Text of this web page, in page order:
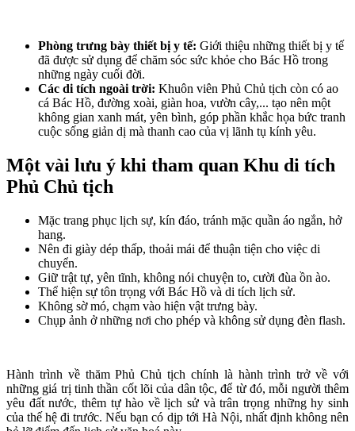
Phòng trưng bày thiết bị y tế: Giới thiệu những thiết bị y tế
đã được sử dụng để chăm sóc sức khỏe cho Bác Hồ trong
những ngày cuối đời.
Các di tích ngoài trời: Khuôn viên Phủ Chủ tịch còn có ao
cá Bác Hồ, đường xoài, giàn hoa, vườn cây,... tạo nên một
không gian xanh mát, yên bình, góp phần khắc họa bức tranh
cuộc sống giản dị mà thanh cao của vị lãnh tụ kính yêu.
Một vài lưu ý khi tham quan Khu di tích
Phủ Chủ tịch
Mặc trang phục lịch sự, kín đáo, tránh mặc quần áo ngắn, hở
hang.
Nên đi giày dép thấp, thoải mái để thuận tiện cho việc di
chuyển.
Giữ trật tự, yên tĩnh, không nói chuyện to, cười đùa ồn ào.
Thể hiện sự tôn trọng với Bác Hồ và di tích lịch sử.
Không sờ mó, chạm vào hiện vật trưng bày.
Chụp ảnh ở những nơi cho phép và không sử dụng đèn flash.
Hành trình về thăm Phủ Chủ tịch chính là hành trình trở về với
những giá trị tinh thần cốt lõi của dân tộc, để từ đó, mỗi người thêm
yêu đất nước, thêm tự hào về lịch sử và trân trọng những hy sinh
của thế hệ đi trước. Nếu bạn có dịp tới Hà Nội, nhất định không nên